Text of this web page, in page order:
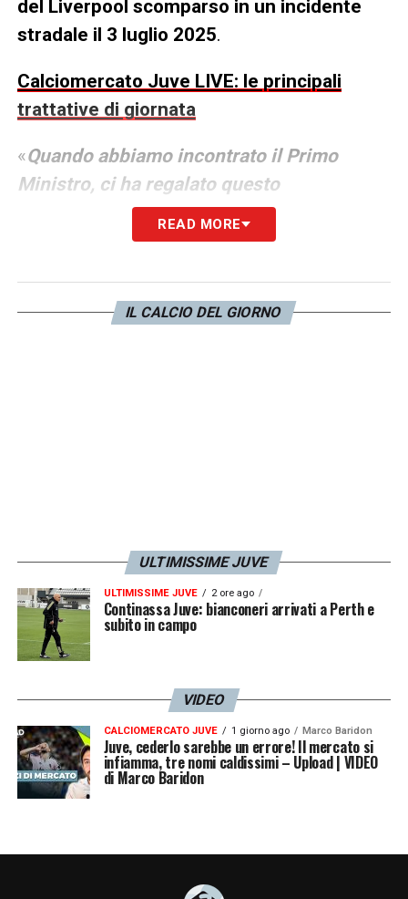
del Liverpool scomparso in un incidente
stradale il 3 luglio 2025.
Calciomercato Juve LIVE: le principali
trattative di giornata
«Quando abbiamo incontrato il Primo
Ministro, ci ha regalato questo
braccialetto, assicurandosi che potessimo
indossarlo in campo. Ha tutte le
nomi di tutti i giocatori e quello speciale di
Diogo Jota. Ci ha lasciato liberi di scegliere
READ MORE
IL CALCIO DEL GIORNO
ULTIMISSIME JUVE
ULTIMISSIME JUVE 2 ore ago
Continassa Juve: bianconeri arrivati a Perth e
subito in campo
VIDEO
CALCIOMERCATO JUVE 1 giorno ago Marco Baridon
Juve, cederlo sarebbe un errore! Il mercato si
infiamma, tre nomi caldissimi – Upload | VIDEO
di Marco Baridon